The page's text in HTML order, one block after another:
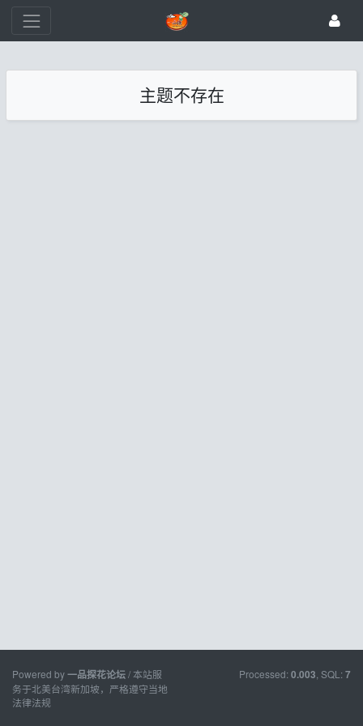
主题不存在
Powered by一品探花论坛/ 本站服
务于北美台湾新加坡，严格遵守当地
法律法规
Processed: 0.003 , SQL: 7